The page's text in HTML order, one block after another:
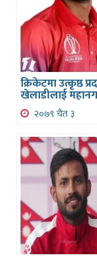
क्रिकेटमा उत्कृष्ठ
खेलाडीलाई
२०७९ चैत ३